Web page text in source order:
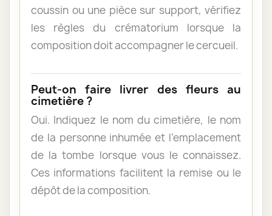
coussin ou une pièce sur support, vérifiez
les règles du crématorium lorsque la
composition doit accompagner le cercueil.
Peut-on faire livrer des fleurs au
cimetière ?
Oui. Indiquez le nom du cimetière, le nom
de la personne inhumée et l’emplacement
de la tombe lorsque vous le connaissez.
Ces informations facilitent la remise ou le
dépôt de la composition.